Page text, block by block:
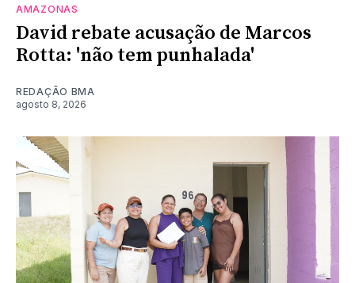
AMAZONAS
David rebate acusação de Marcos
Rotta: 'não tem punhalada'
REDAÇÃO BMA
agosto 8, 2026